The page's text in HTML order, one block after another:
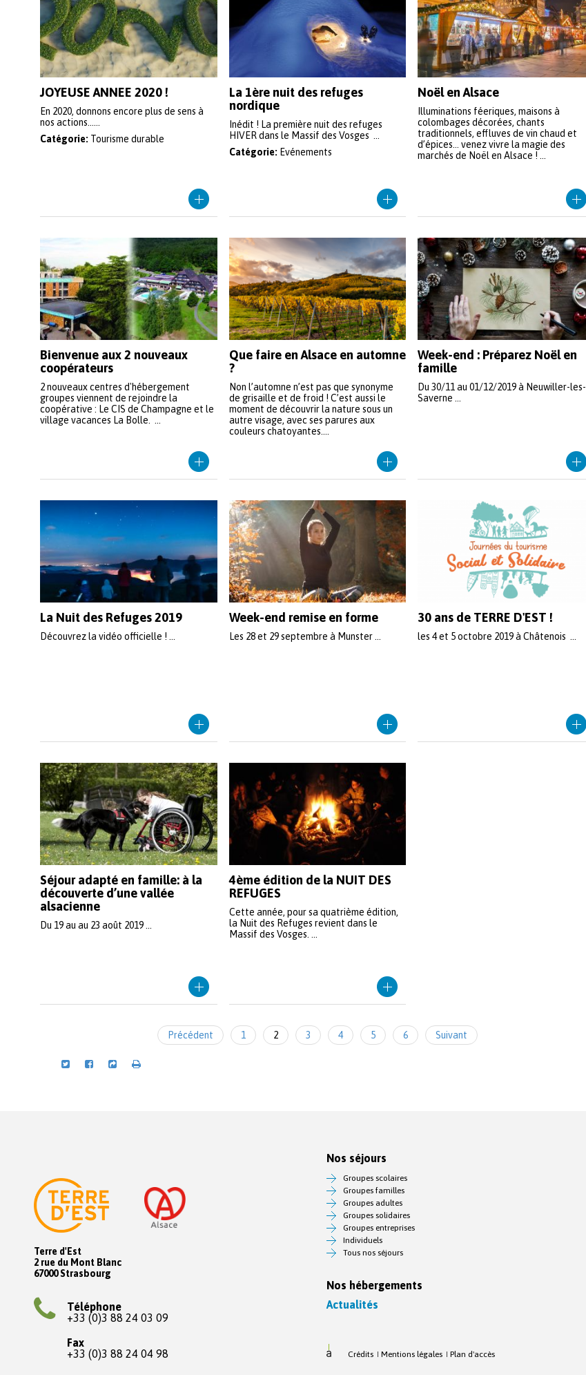
JOYEUSE ANNEE 2020 !
En 2020, donnons encore plus de sens à
nos actions......
Catégorie: Tourisme durable
La 1ère nuit des refuges
nordique
Inédit ! La première nuit des refuges
HIVER dans le Massif des Vosges ...
Catégorie: Evénements
Noël en Alsace
Illuminations féeriques, maisons à
colombages décorées, chants
traditionnels, effluves de vin chaud et
d’épices… venez vivre la magie des
marchés de Noël en Alsace ! ...
Bienvenue aux 2 nouveaux
coopérateurs
2 nouveaux centres d'hébergement
groupes viennent de rejoindre la
coopérative : Le CIS de Champagne et le
village vacances La Bolle. ...
Que faire en Alsace en automne
?
Non l’automne n’est pas que synonyme
de grisaille et de froid ! C’est aussi le
moment de découvrir la nature sous un
autre visage, avec ses parures aux
couleurs chatoyantes....
Week-end : Préparez Noël en
famille
Du 30/11 au 01/12/2019 à Neuwiller-les-
Saverne ...
La Nuit des Refuges 2019
Découvrez la vidéo officielle ! ...
Week-end remise en forme
Les 28 et 29 septembre à Munster ...
30 ans de TERRE D'EST !
les 4 et 5 octobre 2019 à Châtenois ...
Séjour adapté en famille: à la
découverte d’une vallée
alsacienne
Du 19 au au 23 août 2019 ...
4ème édition de la NUIT DES
REFUGES
Cette année, pour sa quatrième édition,
la Nuit des Refuges revient dans le
Massif des Vosges. ...
Précédent 1 2 3 4 5 6 Suivant
Terre d'Est
2 rue du Mont Blanc
67000 Strasbourg
Téléphone
+33 (0)3 88 24 03 09
Fax
+33 (0)3 88 24 04 98
Nos séjours
Groupes scolaires
Groupes familles
Groupes adultes
Groupes solidaires
Groupes entreprises
Individuels
Tous nos séjours
Nos hébergements
Actualités
Crédits Mentions légales Plan d'accès